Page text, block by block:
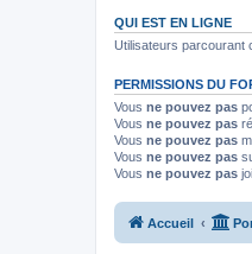
QUI EST EN LIGNE
Utilisateurs parcourant
PERMISSIONS DU
Vous ne pouvez pas
Vous ne pouvez pas
Vous ne pouvez pas
Vous ne pouvez pas
Vous ne pouvez pas
Accueil